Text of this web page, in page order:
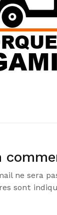
ne sera
sont